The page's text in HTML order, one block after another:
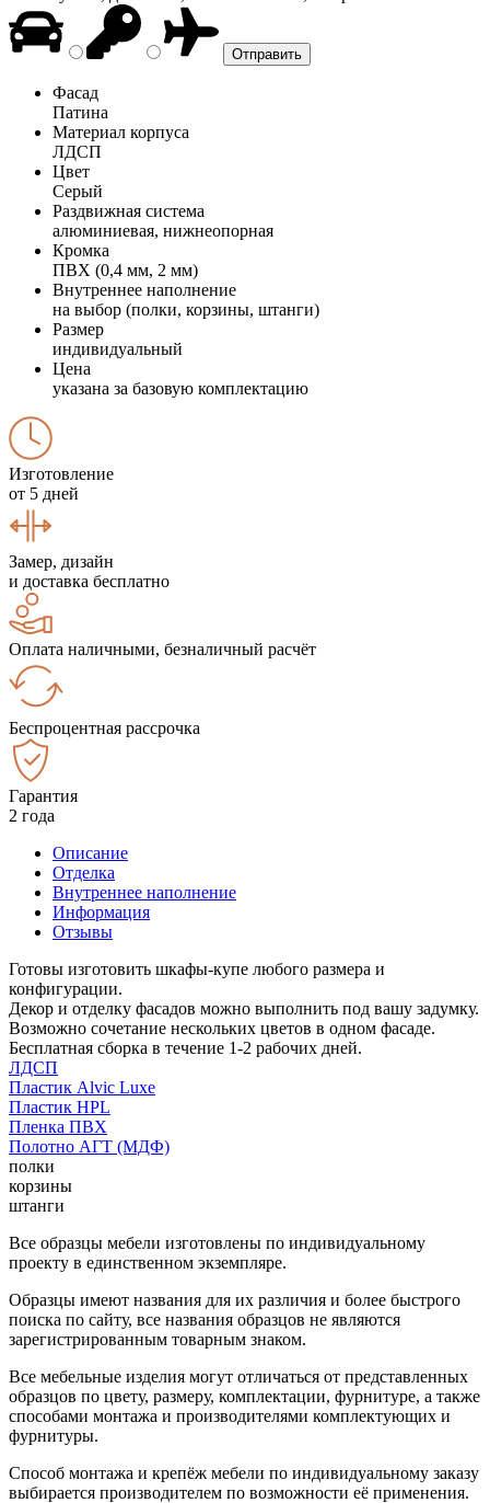
Фасад
Патина
Материал корпуса
ЛДСП
Цвет
Серый
Раздвижная система
алюминиевая, нижнеопорная
Кромка
ПВХ (0,4 мм, 2 мм)
Внутреннее наполнение
на выбор (полки, корзины, штанги)
Размер
индивидуальный
Цена
указана за базовую комплектацию
Изготовление
от 5 дней
Замер, дизайн
и доставка бесплатно
Оплата наличными, безналичный расчёт
Беспроцентная рассрочка
Гарантия
2 года
Описание
Отделка
Внутреннее наполнение
Информация
Отзывы
Готовы изготовить шкафы-купе любого размера и
конфигурации.
Декор и отделку фасадов можно выполнить под вашу задумку.
Возможно сочетание нескольких цветов в одном фасаде.
Бесплатная сборка в течение 1-2 рабочих дней.
ЛДСП
Пластик Alvic Luxe
Пластик HPL
Пленка ПВХ
Полотно АГТ (МДФ)
полки
корзины
штанги
Все образцы мебели изготовлены по индивидуальному
проекту в единственном экземпляре.
Образцы имеют названия для их различия и более быстрого
поиска по сайту, все названия образцов не являются
зарегистрированным товарным знаком.
Все мебельные изделия могут отличаться от представленных
образцов по цвету, размеру, комплектации, фурнитуре, а также
способами монтажа и производителями комплектующих и
фурнитуры.
Способ монтажа и крепёж мебели по индивидуальному заказу
выбирается производителем по возможности её применения.